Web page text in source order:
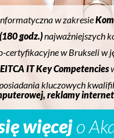
w zakresie
godz.)najważniejszych
certyfikacyjne w Brukseli w
IT Key Competencies
kluczowych
reklamy
więcejo